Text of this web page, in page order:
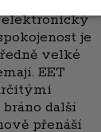
elektronický
je
velké
EET
další
přenáší